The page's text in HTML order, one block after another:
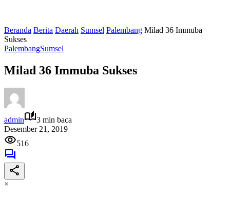
Beranda Berita Daerah Sumsel Palembang Milad 36 Immuba
Sukses
PalembangSumsel
Milad 36 Immuba Sukses
admin
3 min baca
Desember 21, 2019
516
×